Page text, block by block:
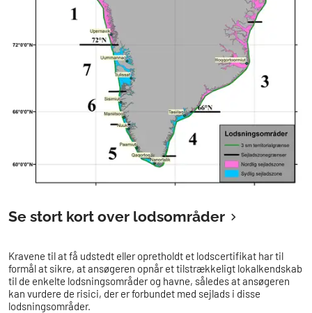
Se stort kort over lodsområder
Kravene til at få udstedt eller opretholdt et lodscertifikat har til
formål at sikre, at ansøgeren opnår et tilstrækkeligt lokalkendskab
til de enkelte lodsningsområder og havne, således at ansøgeren
kan vurdere de risici, der er forbundet med sejlads i disse
lodsningsområder.